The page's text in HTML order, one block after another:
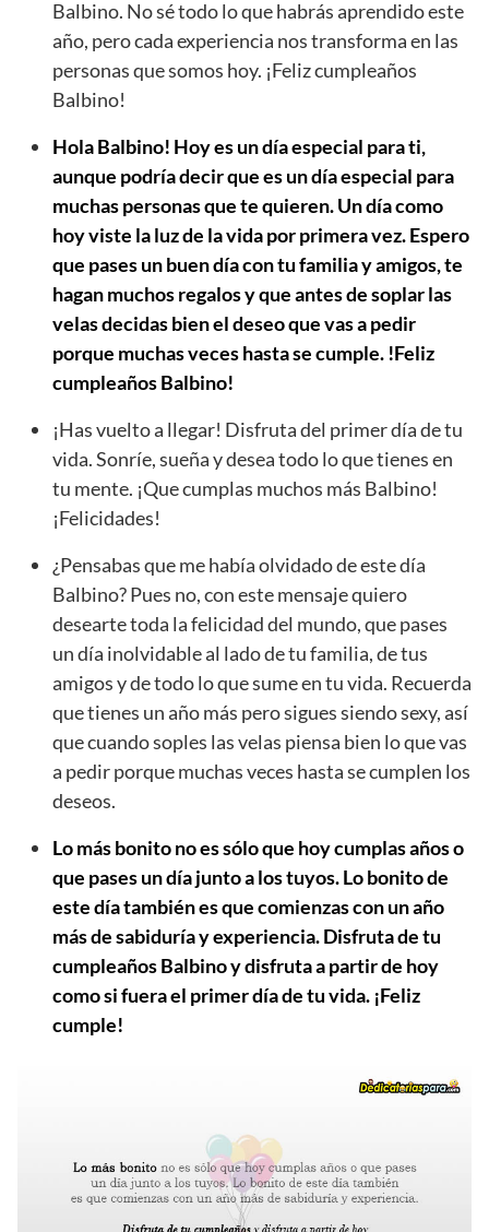
Balbino. No sé todo lo que habrás aprendido este
año, pero cada experiencia nos transforma en las
personas que somos hoy. ¡Feliz cumpleaños
Balbino!
Hola Balbino! Hoy es un día especial para ti,
aunque podría decir que es un día especial para
muchas personas que te quieren. Un día como
hoy viste la luz de la vida por primera vez. Espero
que pases un buen día con tu familia y amigos, te
hagan muchos regalos y que antes de soplar las
velas decidas bien el deseo que vas a pedir
porque muchas veces hasta se cumple. !Feliz
cumpleaños Balbino!
¡Has vuelto a llegar! Disfruta del primer día de tu
vida. Sonríe, sueña y desea todo lo que tienes en
tu mente. ¡Que cumplas muchos más Balbino!
¡Felicidades!
¿Pensabas que me había olvidado de este día
Balbino? Pues no, con este mensaje quiero
desearte toda la felicidad del mundo, que pases
un día inolvidable al lado de tu familia, de tus
amigos y de todo lo que sume en tu vida. Recuerda
que tienes un año más pero sigues siendo sexy, así
que cuando soples las velas piensa bien lo que vas
a pedir porque muchas veces hasta se cumplen los
deseos.
Lo más bonito no es sólo que hoy cumplas años o
que pases un día junto a los tuyos. Lo bonito de
este día también es que comienzas con un año
más de sabiduría y experiencia. Disfruta de tu
cumpleaños Balbino y disfruta a partir de hoy
como si fuera el primer día de tu vida. ¡Feliz
cumple!